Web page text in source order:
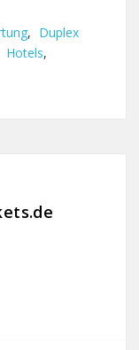
, Duplex
Hotels,